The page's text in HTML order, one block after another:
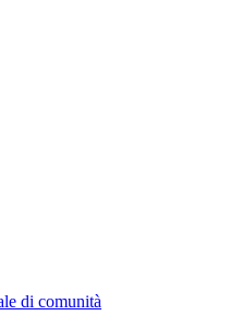
di comunità